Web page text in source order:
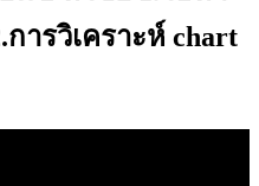
ารวิเคราะห์ chart